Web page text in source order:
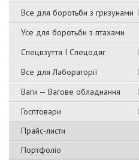
Все для боротьби з гризунами
Усе для боротьби з птахами
Спецвзуття І Спецодяг
Все для Лабораторії
Ваги — Вагове обладнання
Госптовари
Прайс-листи
Портфоліо